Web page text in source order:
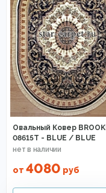
Овальный Ковер
08615T - BLUE / BLUE
от 4080 руб